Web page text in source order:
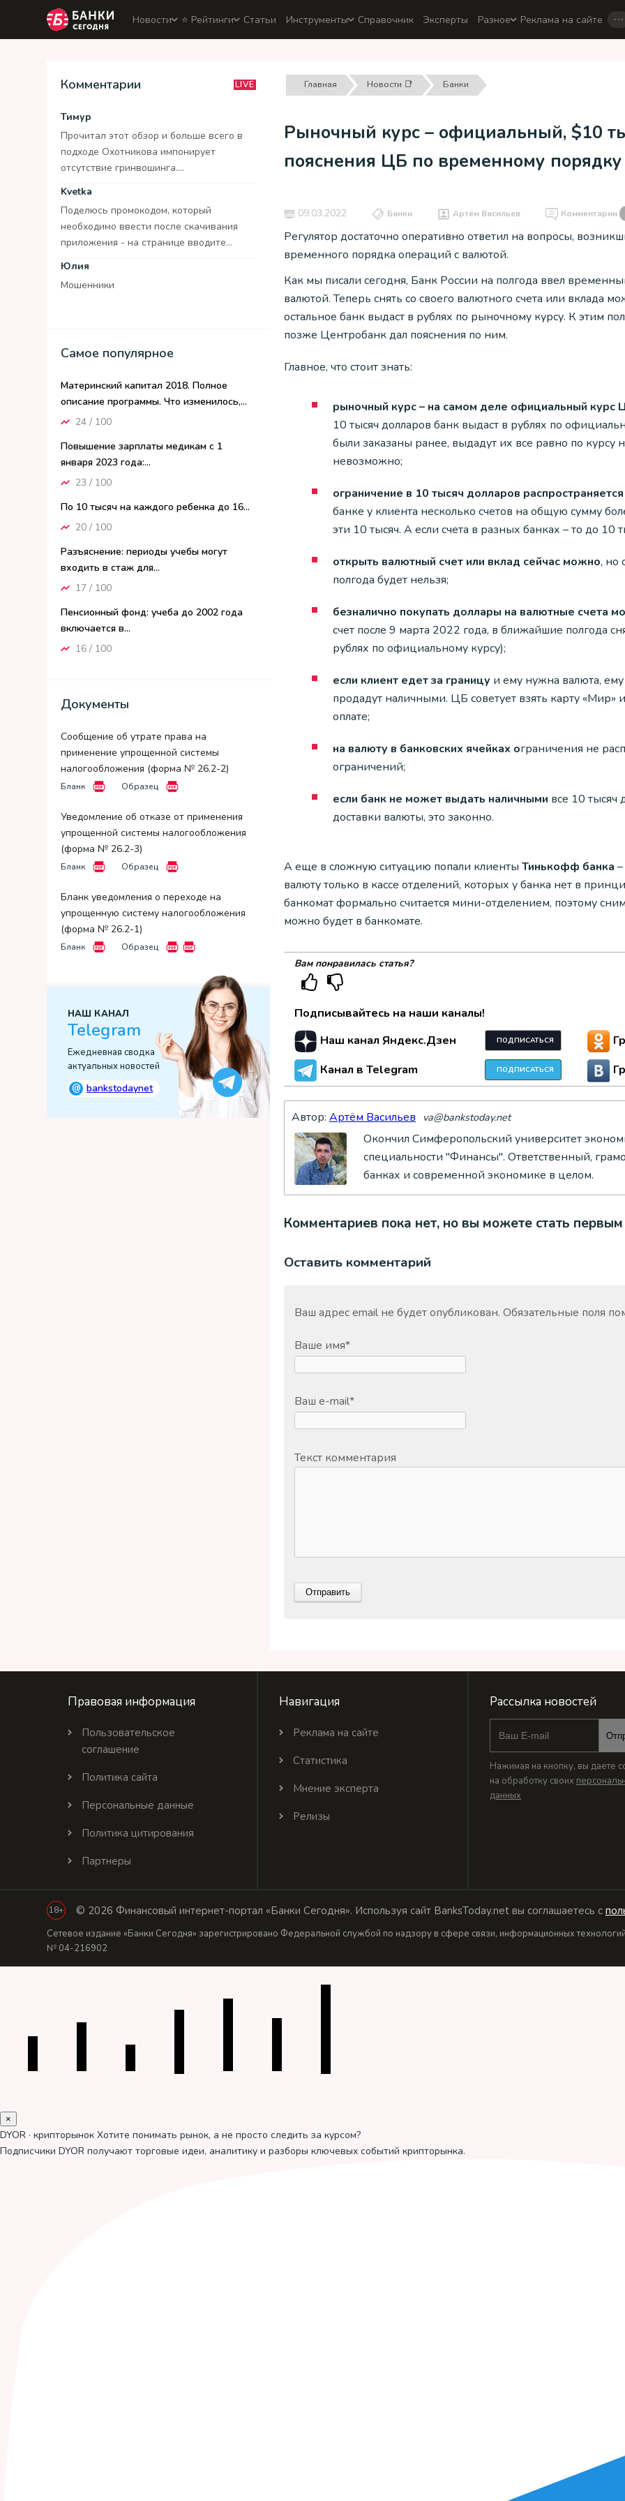
Новости ⭐️ Рейтинги Статьи Инструменты Справочник Эксперты Разное Реклама на сайте …
Комментарии LIVE
Тимур
Прочитал этот обзор и больше всего в
подходе Охотникова импонирует
отсутствие гринвошинга....
Kvetka
Поделюсь промокодом, который
необходимо ввести после скачивания
приложения - на странице вводите...
Юлия
Мошенники
Самое популярное
Материнский капитал 2018. Полное
описание программы. Что изменилось,...
24 / 100
Повышение зарплаты медикам с 1
января 2023 года:...
23 / 100
По 10 тысяч на каждого ребенка до 16...
20 / 100
Разъяснение: периоды учебы могут
входить в стаж для...
17 / 100
Пенсионный фонд: учеба до 2002 года
включается в...
16 / 100
Документы
Сообщение об утрате права на
применение упрощенной системы
налогообложения (форма № 26.2-2)
Бланк Образец
Уведомление об отказе от применения
упрощенной системы налогообложения
(форма № 26.2-3)
Бланк Образец
Бланк уведомления о переходе на
упрощенную систему налогообложения
(форма № 26.2-1)
Бланк Образец
НАШ КАНАЛ
Telegram
Ежедневная сводка
актуальных новостей
@ bankstodaynet
Главная Новости 📑 Банки
Рыночный курс – официальный, $10
пояснения ЦБ по временному
09.03.2022 Банки Артём Васильев Комментарии
Регулятор достаточно оперативно ответил на вопросы,
временного порядка операций с валютой.
Как мы писали сегодня, Банк России на полгода ввел
валютой. Теперь снять со своего валютного счета или вклада
остальное банк выдаст в рублях по рыночному курсу. К этим
позже Центробанк дал пояснения по ним.
Главное, что стоит знать:
рыночный курс – на самом деле официальный курс
10 тысяч долларов банк выдаст в рублях по
были заказаны ранее, выдадут их все равно по курсу
невозможно;
ограничение в 10 тысяч долларов
банке у клиента несколько счетов на общую сумму
эти 10 тысяч. А если счета в разных банках – то до 10
открыть валютный счет или вклад сейчас можно, но
полгода будет нельзя;
безналично покупать доллары на валютные счета
счет после 9 марта 2022 года, в ближайшие полгода
рублях по официальному курсу);
если клиент едет за границу и ему нужна валюта,
продадут наличными. ЦБ советует взять карту «Мир»
оплате;
на валюту в банковских ячейках ограничения не
ограничений;
если банк не может выдать наличными все 10 тысяч
доставки валюты, это законно.
А еще в сложную ситуацию попали клиенты Тинькофф банка
валюту только в кассе отделений, которых у банка нет в
банкомат формально считается мини-отделением, поэтому
можно будет в банкомате.
Вам понравилась статья?
Подписывайтесь на наши каналы!
Наш канал Яндекс.Дзен
ПОДПИСАТЬСЯ
Канал в Telegram ПОДПИСАТЬСЯ
Автор: Артём Васильев va@bankstoday.net
Окончил Симферопольский университет
специальности "Финансы". Ответственный,
банках и современной экономике в целом.
Комментариев пока нет, но вы можете стать первым
Оставить комментарий
Ваш адрес email не будет опубликован. Обязательные поля
Ваше имя*
Ваш e-mail*
Текст комментария
Правовая информация
Пользовательское
соглашение
Политика сайта
Персональные данные
Политика цитирования
Партнеры
Навигация
Реклама на сайте
Статистика
Мнение эксперта
Релизы
Рассылка новостей
Нажимая на кнопку, вы даете
на обработку своих
данных
18+ © 2026 Финансовый интернет-портал «Банки Сегодня». Используя сайт BanksToday.net вы соглашаетесь с
Сетевое издание «Банки Сегодня» зарегистрировано Федеральной службой по надзору в сфере связи, информационных
№ 04-216902
×
DYOR · крипторынок Хотите понимать рынок, а не просто следить за курсом?
Подписчики DYOR получают торговые идеи, аналитику и разборы ключевых событий крипторынка.